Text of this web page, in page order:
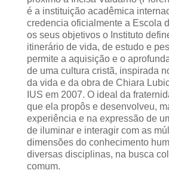
é a instituição acadêmica
credencia oficialmente a Escola
os seus objetivos o Instituto
itinerário de vida, de estudo e
permite a aquisição e o
de uma cultura cristã, inspirada
da vida e da obra de Chiara
IUS em 2007. O ideal da
que ela propôs e desenvolveu,
experiência e na expressão de
de iluminar e interagir com as
dimensões do conhecimento
diversas disciplinas, na busca
comum.